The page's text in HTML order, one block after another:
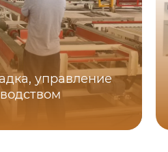
управление